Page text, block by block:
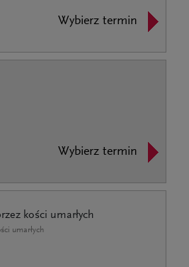
Wybierz termin
Wybierz termin
kości umarłych
umarłych